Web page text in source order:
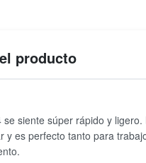
producto
se siente súper rápido y
y es perfecto tanto para